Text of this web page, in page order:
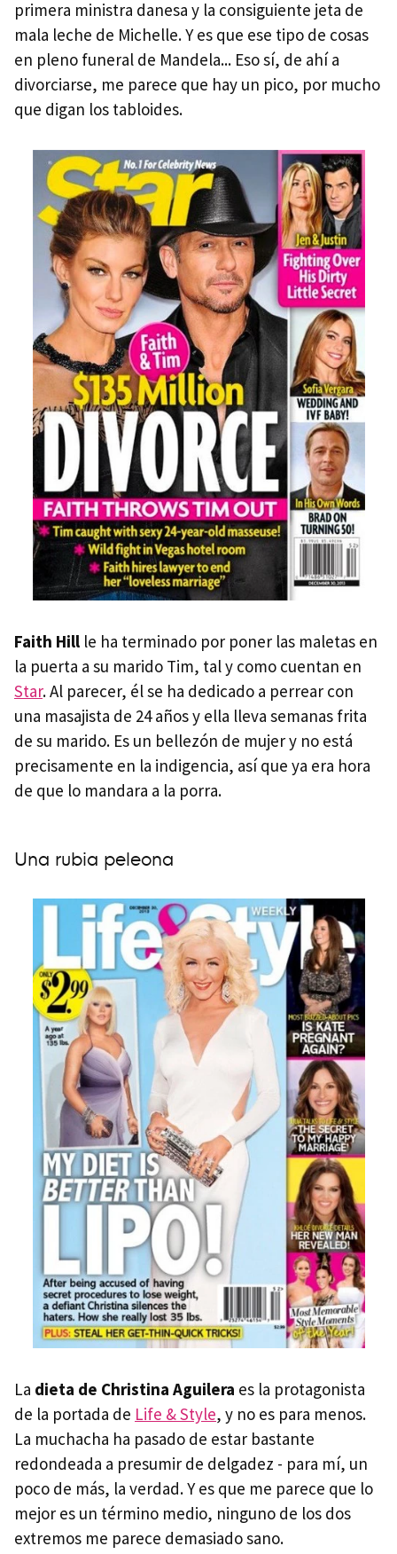
primera ministra danesa y la consiguiente jeta de
mala leche de Michelle. Y es que ese tipo de cosas
en pleno funeral de Mandela... Eso sí, de ahí a
divorciarse, me parece que hay un pico, por mucho
que digan los tabloides.
Faith Hill le ha terminado por poner las maletas en
la puerta a su marido Tim, tal y como cuentan en
Star. Al parecer, él se ha dedicado a perrear con
una masajista de 24 años y ella lleva semanas frita
de su marido. Es un bellezón de mujer y no está
precisamente en la indigencia, así que ya era hora
de que lo mandara a la porra.
Una rubia peleona
La dieta de Christina Aguilera es la protagonista
de la portada de Life & Style, y no es para menos.
La muchacha ha pasado de estar bastante
redondeada a presumir de delgadez - para mí, un
poco de más, la verdad. Y es que me parece que lo
mejor es un término medio, ninguno de los dos
extremos me parece demasiado sano.